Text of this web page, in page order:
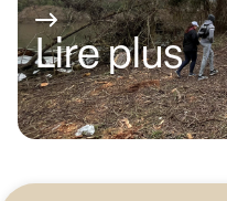
Lire plus